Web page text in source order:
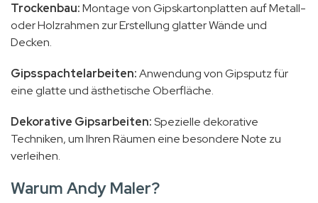
Trockenbau:Montage von Gipskartonplatten auf Metall-
oder Holzrahmen zur Erstellung glatter Wände und
Decken.
Gipsspachtelarbeiten:Anwendung von Gipsputz für
eine glatte und ästhetische Oberfläche.
Dekorative Gipsarbeiten:Spezielle dekorative
Techniken, um Ihren Räumen eine besondere Note zu
verleihen.
Warum Andy Maler?